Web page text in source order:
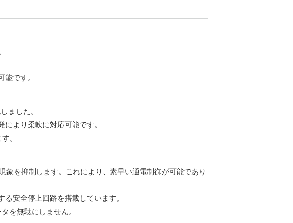
です。
ました。
より柔軟に対応可能です。
。
を抑制します。これにより、素早い通電制御が可能であり
安全停止回路を搭載しています。
を無駄にしません。